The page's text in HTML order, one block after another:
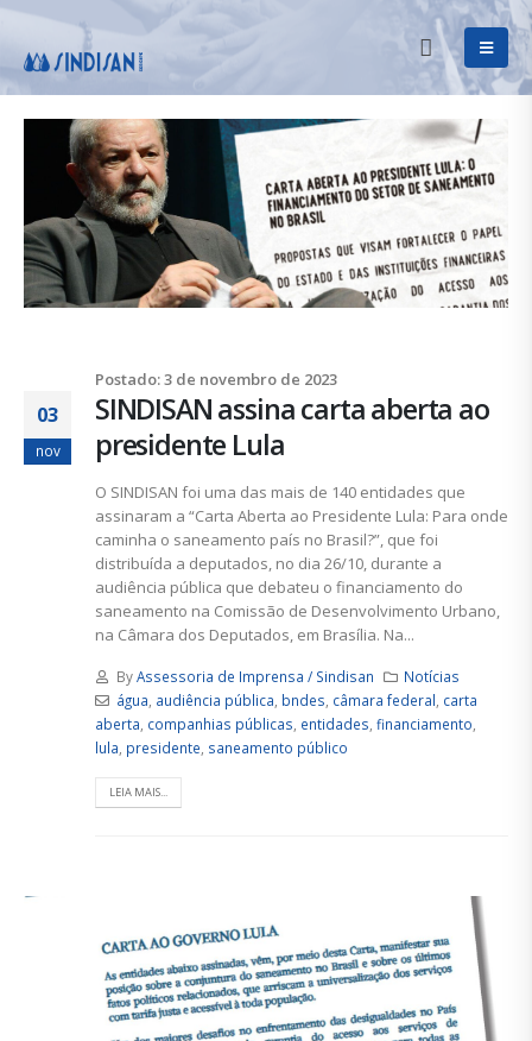
Postado: 3 de novembro de 2023
03
nov
SINDISAN assina carta aberta ao
presidente Lula
O SINDISAN foi uma das mais de 140 entidades que
assinaram a “Carta Aberta ao Presidente Lula: Para onde
caminha o saneamento país no Brasil?”, que foi
distribuída a deputados, no dia 26/10, durante a
audiência pública que debateu o financiamento do
saneamento na Comissão de Desenvolvimento Urbano,
na Câmara dos Deputados, em Brasília. Na...
ByAssessoria de Imprensa / Sindisan
Notícias
água audiência pública bndes câmara federal carta
aberta companhias públicas entidades financiamento
lula presidente saneamento público
LEIA MAIS...